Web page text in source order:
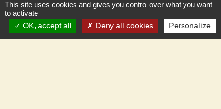
Partenaires
This site uses cookies and gives you control over what you want
to activate
OK, accept all
Deny all cookies Personalize